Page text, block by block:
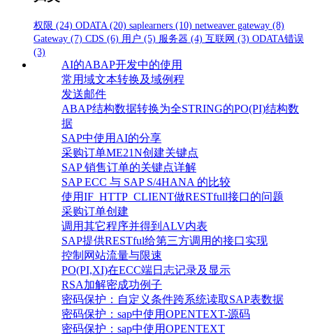
权限 (24) ODATA (20) saplearners (10) netweaver gateway (8)
Gateway (7) CDS (6) 用户 (5) 服务器 (4) 互联网 (3) ODATA错误
(3)
AI的ABAP开发中的使用
常用域文本转换及域例程
发送邮件
ABAP结构数据转换为全STRING的PO(PI)结构数
据
SAP中使用AI的分享
采购订单ME21N创建关键点
SAP 销售订单的关键点详解
SAP ECC 与 SAP S/4HANA 的比较
使用IF_HTTP_CLIENT做RESTfull接口的问题
采购订单创建
调用其它程序并得到ALV内表
SAP提供RESTful给第三方调用的接口实现
控制网站流量与限速
PO(PI,XI)在ECC端日志记录及显示
RSA加解密成功例子
密码保护：自定义条件跨系统读取SAP表数据
密码保护：sap中使用OPENTEXT-源码
密码保护：sap中使用OPENTEXT